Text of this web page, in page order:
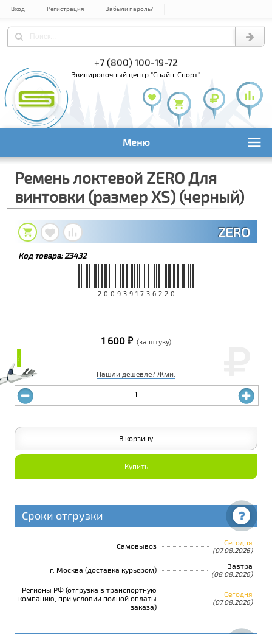
Вход Регистрация Забыли пароль?
+7 (800) 100-19-72
экипировочный центр "Спайн-Спорт"
Меню
Ремень локтевой ZERO Для
винтовки (размер XS) (черный)
ZERO
Код товара:23432
2009391736220
₽₽
1 600 ₽ (за штуку)
Нашли дешевле? Жми.
В корзину
Купить
Сроки отгрузки
Самовывоз Сегодня
(07.08.2026)
г. Москва (доставка курьером) Завтра
(08.08.2026)
Регионы РФ (отгрузка в транспортную
компанию, при условии полной оплаты
заказа)
Сегодня
(07.08.2026)